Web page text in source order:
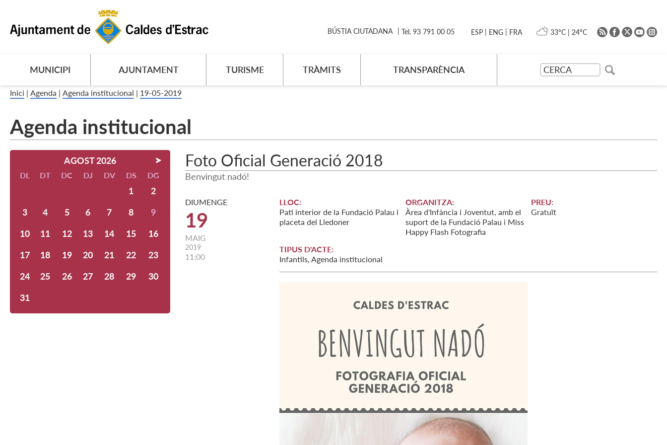
MUNICIPI AJUNTAMENT TURISME TRÀMITS TRANSPARÈNCIA
BÚSTIA CIUTADANA Tel. 93 791 00 05 ESP | ENG | FRA 33ºC | 24ºC
Inici | Agenda | Agenda institucional | 19-05-2019
Agenda institucional
AGOST 2026
DL DT DC DJ DV DS DG
1
2
3
4 5 6 7 8
9
10
11 12 13 14 15
16
17
18 19 20 21 22
23
24
25 26 27 28 29
30
31
Foto Oficial Generació 2018
Benvingut nadó!
DIUMENGE
19
MAIG
2019
11:00
LLOC:
Pati interior de la Fundació Palau i
placeta del Lledoner
ORGANITZA:
Àrea d'Infància i Joventut, amb el
suport de la Fundació Palau i Miss
Happy Flash Fotografia
PREU:
Gratuït
TIPUS D'ACTE:
Infantils, Agenda institucional